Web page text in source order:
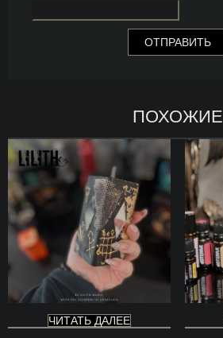
ПОХОЖИЕ
ЧИТАТЬ ДАЛЕЕ